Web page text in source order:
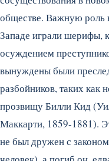
обществе. Важную роль
Западе играли шерифы,
осуждением
вынуждены были
разбойников, таких как
прозвищу Билли Кид
Маккарти, 1859-1881).
не был дружен с